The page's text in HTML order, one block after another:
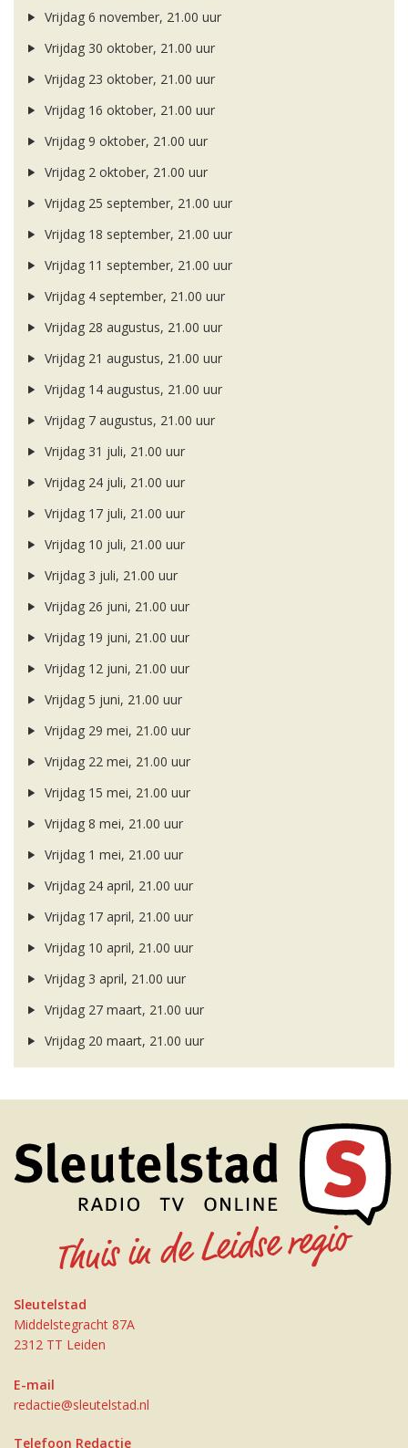
Vrijdag 6 november, 21.00 uur
Vrijdag 30 oktober, 21.00 uur
Vrijdag 23 oktober, 21.00 uur
Vrijdag 16 oktober, 21.00 uur
Vrijdag 9 oktober, 21.00 uur
Vrijdag 2 oktober, 21.00 uur
Vrijdag 25 september, 21.00 uur
Vrijdag 18 september, 21.00 uur
Vrijdag 11 september, 21.00 uur
Vrijdag 4 september, 21.00 uur
Vrijdag 28 augustus, 21.00 uur
Vrijdag 21 augustus, 21.00 uur
Vrijdag 14 augustus, 21.00 uur
Vrijdag 7 augustus, 21.00 uur
Vrijdag 31 juli, 21.00 uur
Vrijdag 24 juli, 21.00 uur
Vrijdag 17 juli, 21.00 uur
Vrijdag 10 juli, 21.00 uur
Vrijdag 3 juli, 21.00 uur
Vrijdag 26 juni, 21.00 uur
Vrijdag 19 juni, 21.00 uur
Vrijdag 12 juni, 21.00 uur
Vrijdag 5 juni, 21.00 uur
Vrijdag 29 mei, 21.00 uur
Vrijdag 22 mei, 21.00 uur
Vrijdag 15 mei, 21.00 uur
Vrijdag 8 mei, 21.00 uur
Vrijdag 1 mei, 21.00 uur
Vrijdag 24 april, 21.00 uur
Vrijdag 17 april, 21.00 uur
Vrijdag 10 april, 21.00 uur
Vrijdag 3 april, 21.00 uur
Vrijdag 27 maart, 21.00 uur
Vrijdag 20 maart, 21.00 uur
Sleutelstad
Middelstegracht 87A
2312 TT Leiden
E-mail
redactie@sleutelstad.nl
Telefoon Redactie